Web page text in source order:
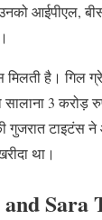
आईपीएल,
है। गिल
3 करोड़
गुजरात टाइटंस
था।
Sara